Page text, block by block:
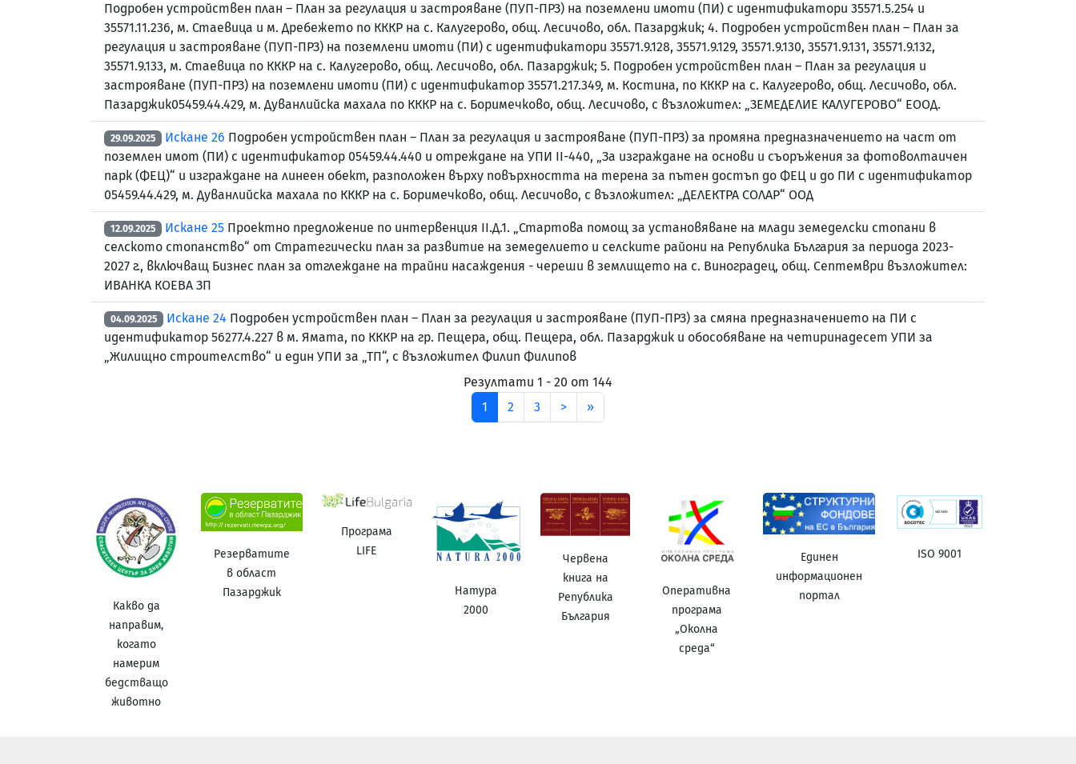
Подробен устройствен план – План за регулация и застрояване (ПУП-ПРЗ) на поземлени имоти (ПИ) с идентификатори 35571.5.254 и
35571.11.236, м. Стаевица и м. Дребежето по КККР на с. Калугерово, общ. Лесичово, обл. Пазарджик; 4. Подробен устройствен план – План за
регулация и застрояване (ПУП-ПРЗ) на поземлени имоти (ПИ) с идентификатори 35571.9.128, 35571.9.129, 35571.9.130, 35571.9.131, 35571.9.132,
35571.9.133, м. Стаевица по КККР на с. Калугерово, общ. Лесичово, обл. Пазарджик; 5. Подробен устройствен план – План за регулация и
застрояване (ПУП-ПРЗ) на поземлени имоти (ПИ) с идентификатор 35571.217.349, м. Костина, по КККР на с. Калугерово, общ. Лесичово, обл.
Пазарджик05459.44.429, м. Дуванлийска махала по КККР на с. Боримечково, общ. Лесичово, с възложител: „ЗЕМЕДЕЛИЕ КАЛУГЕРОВО“ ЕООД.
29.09.2025 Искане 26 Подробен устройствен план – План за регулация и застрояване (ПУП-ПРЗ) за промяна предназначението на част от
поземлен имот (ПИ) с идентификатор 05459.44.440 и отреждане на УПИ II-440, „За изграждане на основи и съоръжения за фотоволтаичен
парк (ФЕЦ)“ и изграждане на линеен обект, разположен върху повърхността на терена за пътен достъп до ФЕЦ и до ПИ с идентификатор
05459.44.429, м. Дуванлийска махала по КККР на с. Боримечково, общ. Лесичово, с възложител: „ДЕЛЕКТРА СОЛАР“ ООД
12.09.2025 Искане 25Проектно предложение по интервенция II.Д.1. „Стартова помощ за установяване на млади земеделски стопани в
селското стопанство“ от Стратегически план за развитие на земеделието и селските райони на Република България за периода 2023-
2027 г., включващ Бизнес план за отглеждане на трайни насаждения - череши в землището на с. Виноградец, общ. Септември възложител:
ИВАНКА КОЕВА ЗП
04.09.2025 Искане 24 Подробен устройствен план – План за регулация и застрояване (ПУП-ПРЗ) за смяна предназначението на ПИ с
идентификатор 56277.4.227 в м. Ямата, по КККР на гр. Пещера, общ. Пещера, обл. Пазарджик и обособяване на четиринадесет УПИ за
„Жилищно строителство“ и един УПИ за „ТП“, с възложител Филип Филипов
Резултати 1 - 20 от 144
1
2 3 >след
»последена
Какво да
направим,
когато
намерим
бедстващо
животно
Резерватите
в област
Пазарджик
Програма
LIFE
Натура
2000
Червена
книга на
Република
България
Оперативна
програма
„Околна
среда“
Единен
информационен
портал
ISO 9001